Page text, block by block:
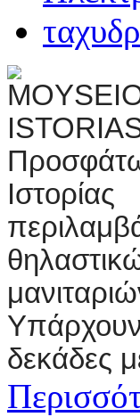
δεκάδες